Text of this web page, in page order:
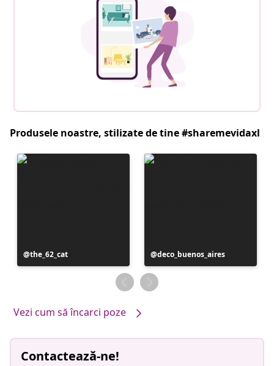
Produsele noastre, stilizate de tine #sharemevidaxl
Postare
publicată
the_62_cat
Postare
publicată
de
deco_buenos_aires
Vezi cum să încarci poze
Contactează-ne!